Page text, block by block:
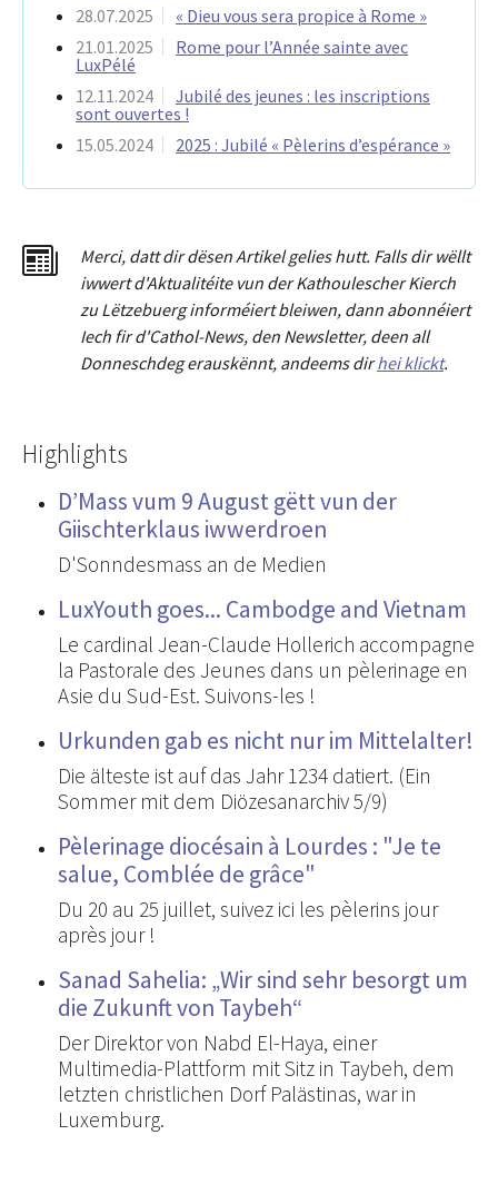
28.07.2025
« Dieu vous sera propice à Rome »
21.01.2025
Rome pour l’Année sainte avec
LuxPélé
12.11.2024
Jubilé des jeunes : les inscriptions
sont ouvertes !
15.05.2024
2025 : Jubilé « Pèlerins d’espérance »
Merci, dattdir dësen Artikel gelies hutt. Falls dir wëllt
iwwert d'Aktualitéite vun der Kathoulescher Kierch
zu Lëtzebuerg informéiert bleiwen, dann abonnéiert
Iech fir d'Cathol-News, den Newsletter, deen all
Donneschdeg erauskënnt, andeems dirhei klickt.
Highlights
D’Mass vum 9 August gëtt vun der
Giischterklaus iwwerdroen
D'Sonndesmass an de Medien
LuxYouth goes... Cambodge and Vietnam
Le cardinal Jean-Claude Hollerich accompagne
la Pastorale des Jeunes dans un pèlerinage en
Asie du Sud-Est. Suivons-les !
Urkunden gab es nicht nur im Mittelalter!
Die älteste ist auf das Jahr 1234 datiert. (Ein
Sommer mit dem Diözesanarchiv 5/9)
Pèlerinage diocésain à Lourdes : "Je te
salue, Comblée de grâce"
Du 20 au 25 juillet, suivez ici les pèlerins jour
après jour !
Sanad Sahelia: „Wir sind sehr besorgt um
die Zukunft von Taybeh“
Der Direktor von Nabd El-Haya, einer
Multimedia-Plattform mit Sitz in Taybeh, dem
letzten christlichen Dorf Palästinas, war in
Luxemburg.